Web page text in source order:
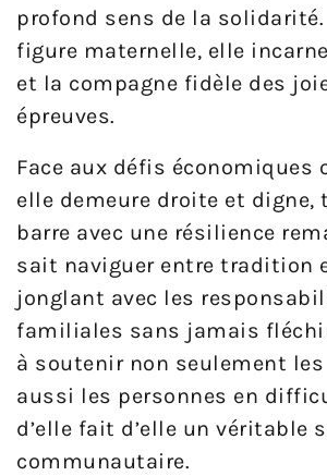
profond sens de la solidarité.
figure maternelle, elle
et la compagne fidèle des
épreuves.
Face aux défis économiques
elle demeure droite et digne,
barre avec une résilience
sait naviguer entre tradition
jonglant avec les
familiales sans jamais
à soutenir non seulement
aussi les personnes en
d’elle fait d’elle un véritable
communautaire.